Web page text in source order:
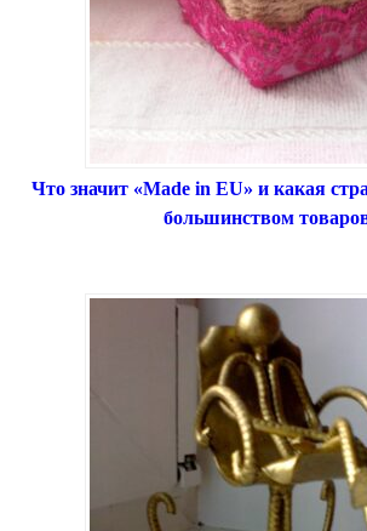
Что значит «Made in EU» и какая
большинством